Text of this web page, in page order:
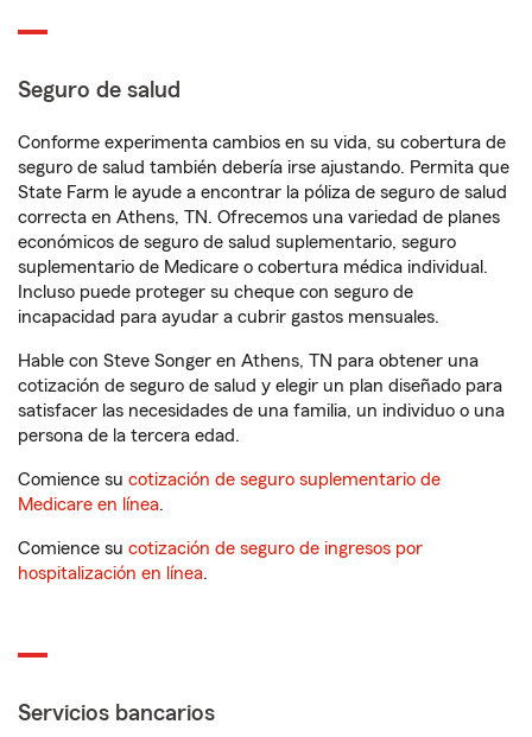
Seguro de salud
Conforme experimenta cambios en su vida, su cobertura de
seguro de salud también debería irse ajustando. Permita que
State Farm le ayude a encontrar la póliza de seguro de salud
correcta en Athens, TN. Ofrecemos una variedad de planes
económicos de seguro de salud suplementario, seguro
suplementario de Medicare o cobertura médica individual.
Incluso puede proteger su cheque con seguro de
incapacidad para ayudar a cubrir gastos mensuales.
Hable con Steve Songer en Athens, TN para obtener una
cotización de seguro de salud y elegir un plan diseñado para
satisfacer las necesidades de una familia, un individuo o una
persona de la tercera edad.
Comience su cotización de seguro suplementario de
Medicare en línea.
Comience su cotización de seguro de ingresos por
hospitalización en línea.
Servicios bancarios